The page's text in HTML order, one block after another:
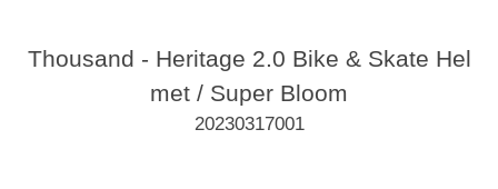
Thousand - Heritage 2.0 Bike & Skate Hel
met / Super Bloom
20230317001